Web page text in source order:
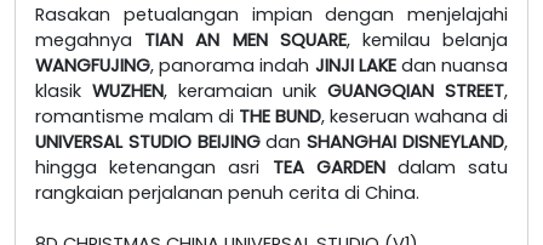
Rasakan petualangan impian dengan menjelajahi
megahnya TIAN AN MEN SQUARE, kemilau belanja
WANGFUJING, panorama indah JINJI LAKEdan nuansa
klasik WUZHEN, keramaian unikGUANGQIAN STREET,
romantisme malam di THE BUND, keseruan wahana di
UNIVERSAL STUDIO BEIJINGdanSHANGHAI DISNEYLAND,
hingga ketenangan asri TEA GARDENdalam satu
rangkaian perjalanan penuh cerita di China.